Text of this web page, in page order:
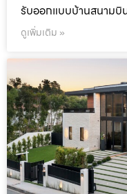
รับออกแบบบ้านสนามบิ
ดูเพิ่มเติม »